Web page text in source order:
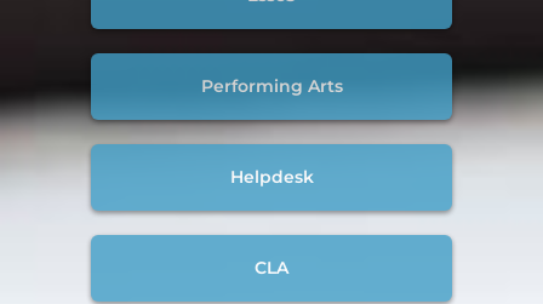
Performing Arts
Helpdesk
CLA